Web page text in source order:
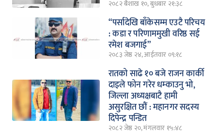
२०८२ बैशाख १०, बुधबार २१:३८
“पर्सादेखि बाँकेसम्म एउटै परिचय
: कडा र परिणाममुखी वरिष्ठ सई
रमेश बजगाई”
२०८३ जेष्ठ २४, आईतवार ०९:१८
रातको साढे १० बजे राजन कार्की
दाइले फोन गरेर धम्काउनु भो,
जिल्ला अध्यक्षबाटै हामी
असुरक्षित छौं : महानगर सदस्य
दिपेन्द्र पन्डित
२०८२ जेष्ठ २०, मंगलवार १५:४८